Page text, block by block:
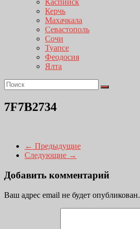
Каспийск
Керчь
Махачкала
Севастополь
Сочи
Туапсе
Феодосия
Ялта
7F7B2734
← Предыдущие
Следующие →
Добавить комментарий
Ваш адрес email не будет опубликован.